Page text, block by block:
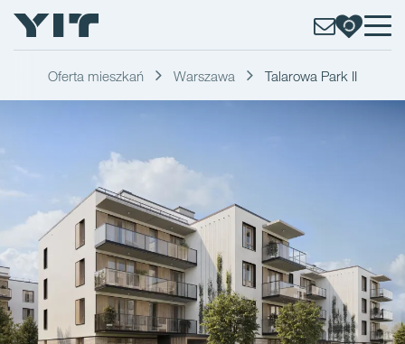
Oferta mieszkań Warszawa Talarowa Park II